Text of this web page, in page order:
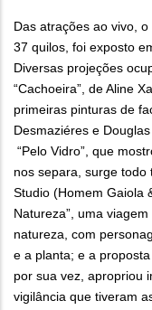
Das atrações ao vivo,
37 quilos, foi exposto
Diversas projeções
“Cachoeira”, de Aline
primeiras pinturas de
Desmaziéres e
“Pelo Vidro”, que
nos separa, surge todo
Studio (Homem Gaiola
Natureza”, uma
natureza, com
e a planta; e a
por sua vez, apropriou
vigilância que tiveram